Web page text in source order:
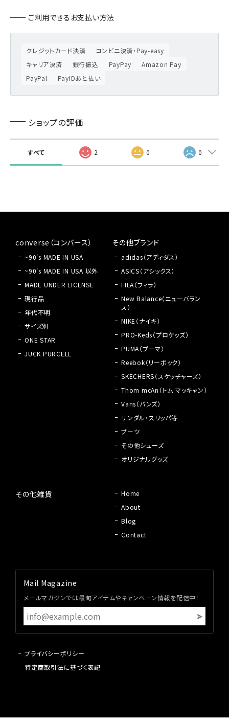
converse（コンバース）
~90's MADE IN USA
~90's MADE IN USA 以外
MADE UNDER LICENSE
現行品
年代不明
サイズ別
ONE STAR
JUCK PURCELL
その他ブランド
adidas（アディダス）
ASICS（アシックス）
FILA（フィラ）
New Balance（ニューバラン
ス）
NIKE（ナイキ）
PRO-Keds（プロケッズ）
PUMA（プーマ）
Reebok（リーボック）
SKECHERS（スケッチャーズ）
Thom mcAn（トム マッキャン）
Vans（バンズ）
サンダル・スリッパ等
ブーツ
その他シューズ
オリジナルグッズ
その他雑貨
Home
About
Blog
Contact
Mail Magazine
メールマガジンでは最旬アイテムやキャンペーン情報を配信中！
プライバシーポリシー
特定商取引法に基づく表記
ご利用できるお支払い方法
クレジットカード決済
コンビニ決済・Pay-easy
キャリア決済
銀行振込 PayPay
Amazon Pay
PayPal
PayIDあと払い
ショップの評価
すべて 2 0 0